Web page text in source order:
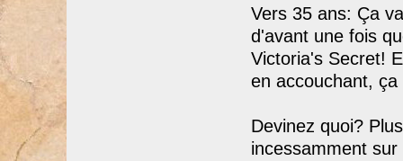
Vers 35 ans: Ça
d'avant une fois
Victoria's Secret!
en accouchant,
Devinez quoi?
incessamment